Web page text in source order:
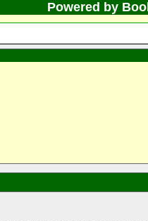
Powered by